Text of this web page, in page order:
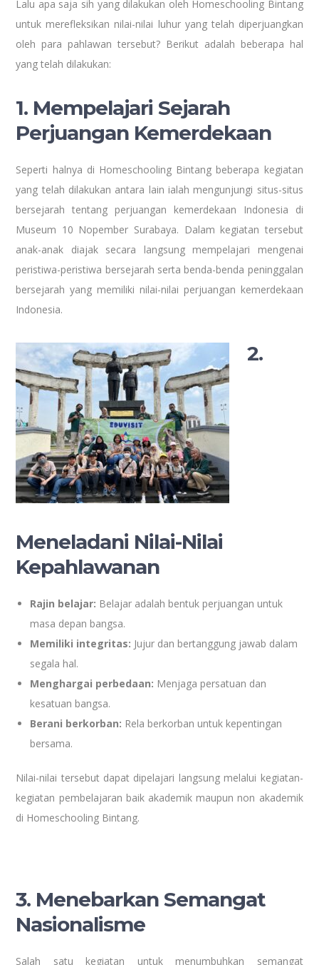
Lalu apa saja sih yang dilakukan oleh Homeschooling Bintang
untuk merefleksikan nilai-nilai luhur yang telah diperjuangkan
oleh para pahlawan tersebut? Berikut adalah beberapa hal
yang telah dilakukan:
1. Mempelajari Sejarah
Perjuangan Kemerdekaan
Seperti halnya di Homeschooling Bintang beberapa kegiatan
yang telah dilakukan antara lain ialah mengunjungi situs-situs
bersejarah tentang perjuangan kemerdekaan Indonesia di
Museum 10 Nopember Surabaya. Dalam kegiatan tersebut
anak-anak diajak secara langsung mempelajari mengenai
peristiwa-peristiwa bersejarah serta benda-benda peninggalan
bersejarah yang memiliki nilai-nilai perjuangan kemerdekaan
Indonesia.
2.
Meneladani Nilai-Nilai
Kepahlawanan
Rajin belajar: Belajar adalah bentuk perjuangan untuk
masa depan bangsa.
Memiliki integritas: Jujur dan bertanggung jawab dalam
segala hal.
Menghargai perbedaan: Menjaga persatuan dan
kesatuan bangsa.
Berani berkorban: Rela berkorban untuk kepentingan
bersama.
Nilai-nilai tersebut dapat dipelajari langsung melalui kegiatan-
kegiatan pembelajaran baik akademik maupun non akademik
di Homeschooling Bintang.
3. Menebarkan Semangat
Nasionalisme
Salah satu kegiatan untuk menumbuhkan semangat